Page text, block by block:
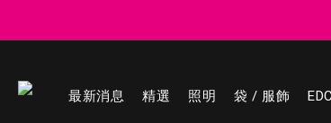
最新消息 精選 照明 袋 / 服飾 EDC